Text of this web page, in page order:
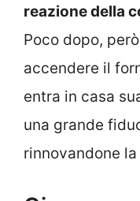
reazione della
Poco dopo,
accendere il
entra in casa
una grande
rinnovandone